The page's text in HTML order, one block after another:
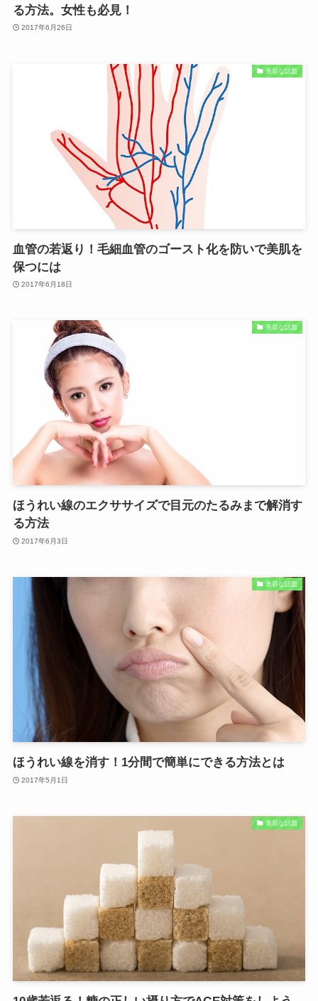
る方法。女性も必見！
2017年6月26日
美容な話題
血管の若返り！毛細血管のゴースト化を防いで美肌を
保つには
2017年6月18日
美容な話題
ほうれい線のエクササイズで目元のたるみまで解消す
る方法
2017年6月3日
美容な話題
ほうれい線を消す！1分間で簡単にできる方法とは
2017年5月1日
美容な話題